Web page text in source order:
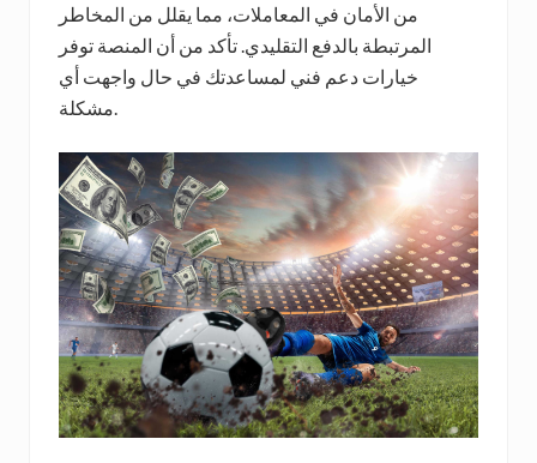
من الأمان في المعاملات، مما يقلل من المخاطر
المرتبطة بالدفع التقليدي. تأكد من أن المنصة توفر
خيارات دعم فني لمساعدتك في حال واجهت أي